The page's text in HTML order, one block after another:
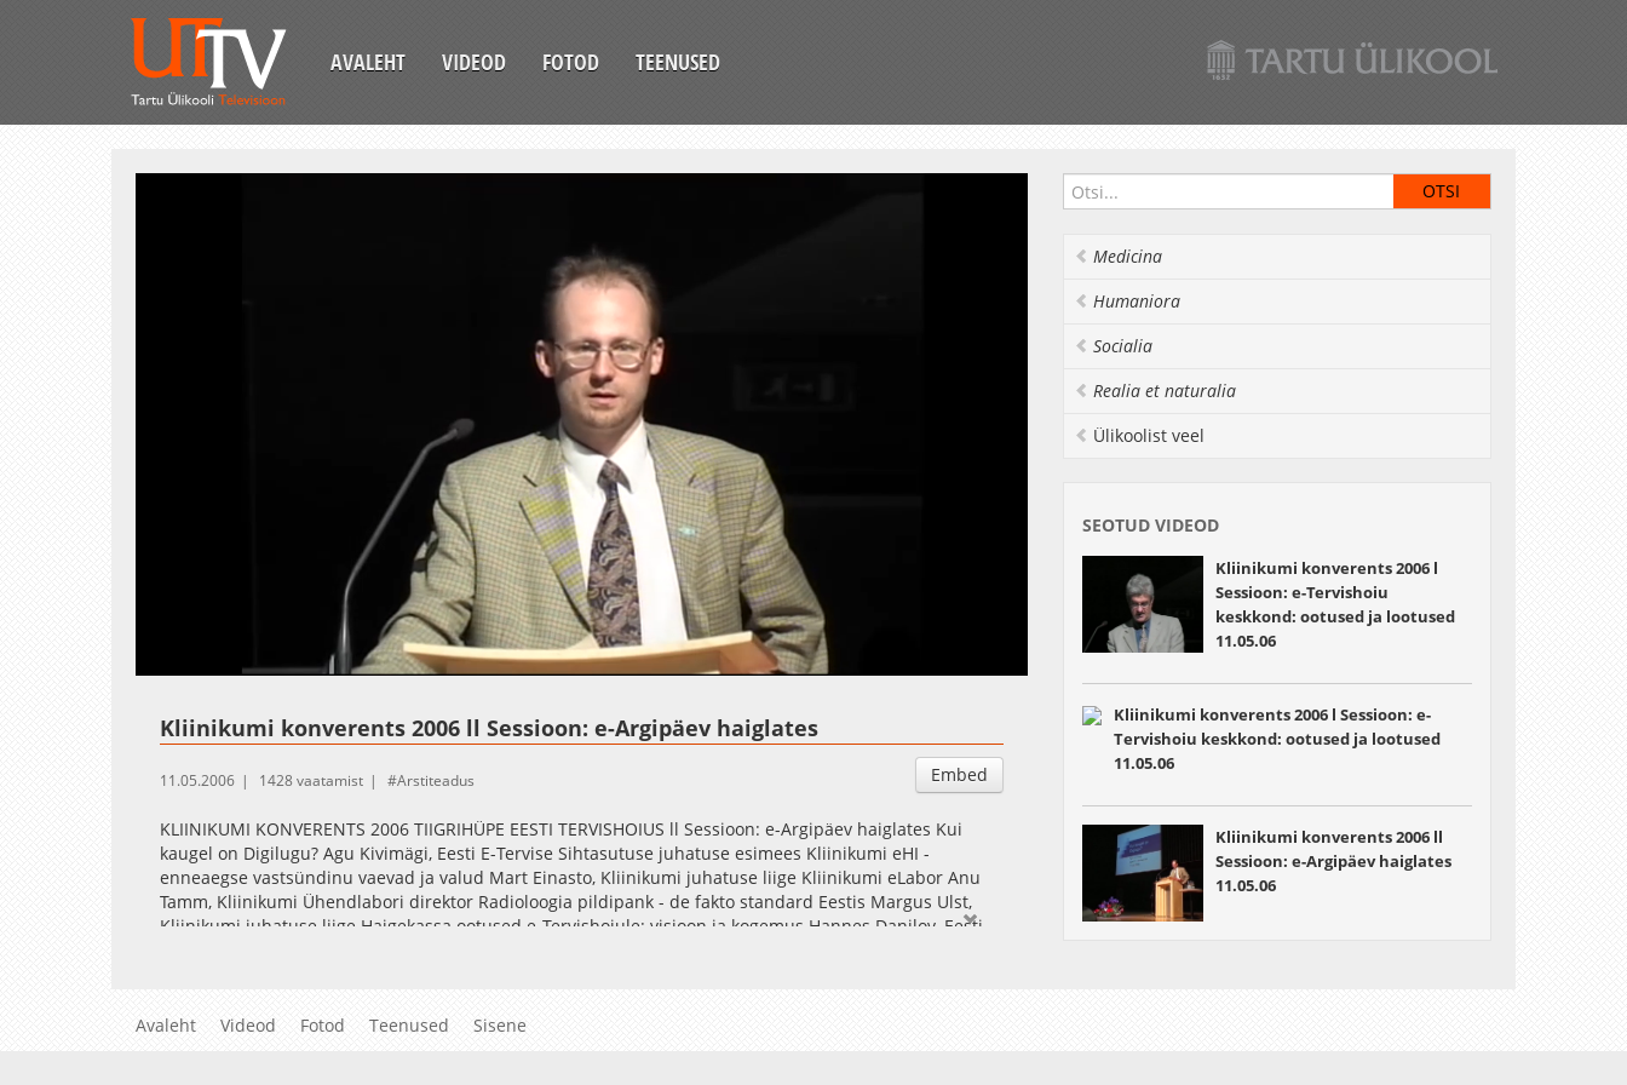
AVALEHT VIDEOD FOTOD TEENUSED
Loaded:
75.59%
Kliinikumi konverents 2006 ll Sessioon: e-Argipäev haiglates
Embed
11.05.2006 1428 vaatamist Arstiteadus
KLIINIKUMI KONVERENTS 2006 TIIGRIHÜPE EESTI TERVISHOIUS ll Sessioon: e-Argipäev haiglates Kui
kaugel on Digilugu? Agu Kivimägi, Eesti E-Tervise Sihtasutuse juhatuse esimees Kliinikumi eHI -
enneaegse vastsündinu vaevad ja valud Mart Einasto, Kliinikumi juhatuse liige Kliinikumi eLabor Anu
Tamm, Kliinikumi Ühendlabori direktor Radioloogia pildipank - de fakto standard Eestis Margus Ulst,
Kliinikumi juhatuse liige Haigekassa ootused e-Tervishoiule: visioon ja kogemus Hannes Danilov, Eesti
Medicina
Humaniora
Socialia
Realia et naturalia
Ülikoolist veel
SEOTUD VIDEOD
Kliinikumi konverents 2006 l
Sessioon: e-Tervishoiu
keskkond: ootused ja lootused
11.05.06
Kliinikumi konverents 2006 l Sessioon: e-
Tervishoiu keskkond: ootused ja lootused
11.05.06
Kliinikumi konverents 2006 ll
Sessioon: e-Argipäev haiglates
11.05.06
Avaleht Videod Fotod Teenused Sisene